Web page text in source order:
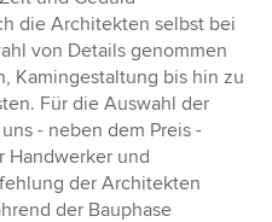
die Architekten selbst bei
von Details genommen
Kamingestaltung bis hin zu
Für die Auswahl der
- neben dem Preis -
Handwerker und
der Architekten
der Bauphase